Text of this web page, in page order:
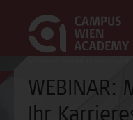
WEBINAR: